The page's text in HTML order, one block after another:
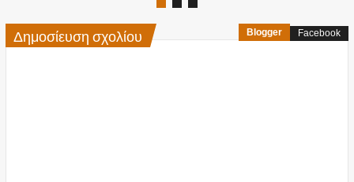
Δημοσίευση σχολίου Blogger Facebook